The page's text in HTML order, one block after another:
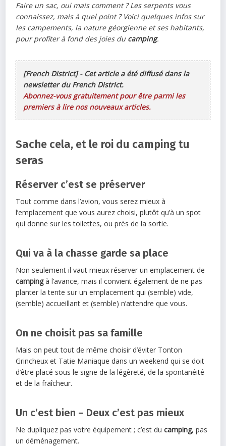
Faire un sac, oui mais comment ? Les serpents vous
connaissez, mais à quel point ? Voici quelques infos sur
les campements, la nature géorgienne et ses habitants,
pour profiter à fond des joies du camping.
[French District] - Cet article a été diffusé dans la
newsletter du French District.
Abonnez-vous gratuitement pour être parmi les
premiers à lire nos nouveaux articles.
Sache cela, et le roi du camping tu
seras
Réserver c’est se préserver
Tout comme dans l’avion, vous serez mieux à
l’emplacement que vous aurez choisi, plutôt qu’à un spot
qui donne sur les toilettes, ou près de la sortie.
Qui va à la chasse garde sa place
Non seulement il vaut mieux réserver un emplacement de
campingà l’avance, mais il convient également de ne pas
planter la tente sur un emplacement qui (semble) vide,
(semble) accueillant et (semble) n’attendre que vous.
On ne choisit pas sa famille
Mais on peut tout de même choisir d’éviter Tonton
Grincheux et Tatie Maniaque dans un weekend qui se doit
d’être placé sous le signe de la légèreté, de la spontanéité
et de la fraîcheur.
Un c’est bien – Deux c’est pas mieux
Ne dupliquez pas votre équipement ; c’est ducamping, pas
un déménagement.